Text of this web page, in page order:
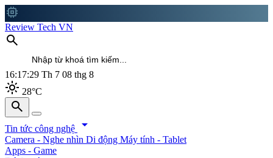
memory
Review Tech VN
search
16:17:31 Th 7 08 thg 8
light_mode 28°C
search
search
Tin tức công nghệ arrow_drop_down
Camera - Nghe nhìn Di động Máy tính - Tablet
Apps - Game